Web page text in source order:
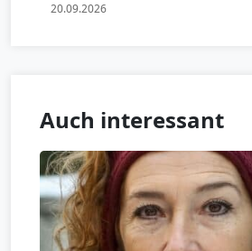
20.09.2026
Auch interessant